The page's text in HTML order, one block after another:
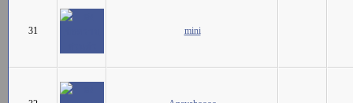
31 mini